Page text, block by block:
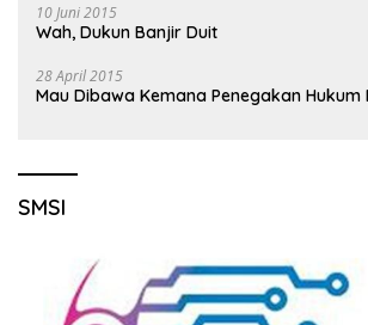
10 Juni 2015
Wah, Dukun Banjir Duit
28 April 2015
Mau Dibawa Kemana Penegakan Hukum
SMSI